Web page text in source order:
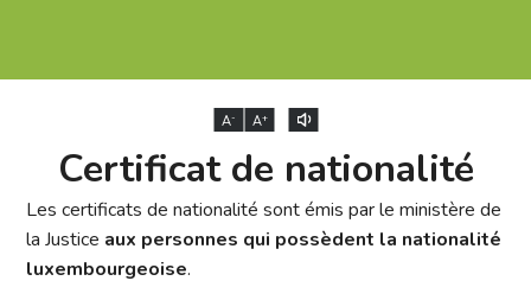
A- A+
Certificat de nationalité
Les certificats de nationalité sont émis par le ministère de
la Justice aux personnes qui possèdent la nationalité
luxembourgeoise.